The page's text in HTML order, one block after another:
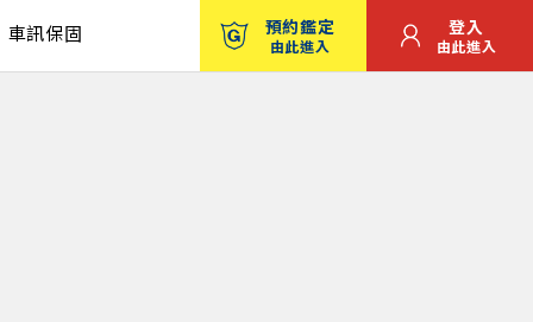
車訊保固 預約鑑定
由此進入
登入
由此進入